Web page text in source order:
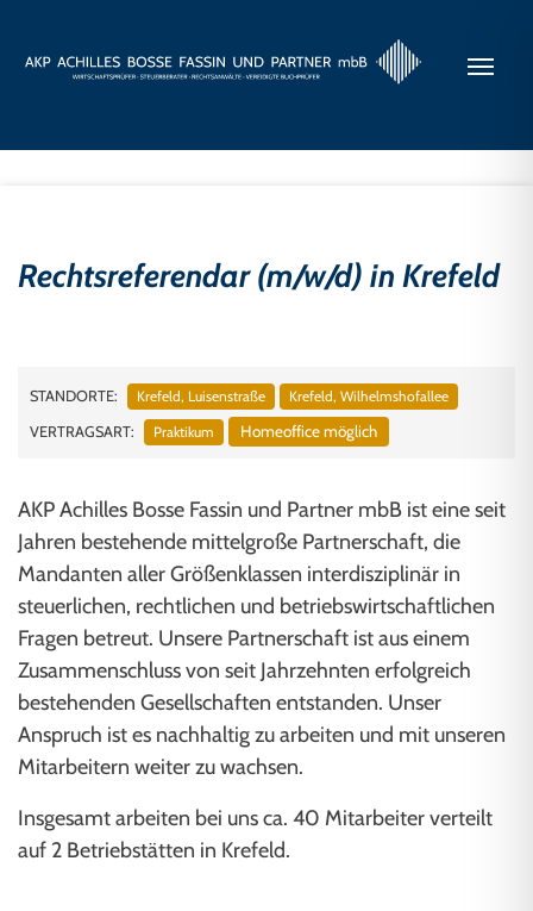
Rechtsreferendar (m/w/d) in Krefeld
STANDORTE: Krefeld, Luisenstraße
Krefeld, Wilhelmshofallee
VERTRAGSART:
Praktikum Homeoffice möglich
AKP Achilles Bosse Fassin und Partner mbB ist eine seit
Jahren bestehende mittelgroße Partnerschaft, die
Mandanten aller Größenklassen interdisziplinär in
steuerlichen, rechtlichen und betriebswirtschaftlichen
Fragen betreut. Unsere Partnerschaft ist aus einem
Zusammenschluss von seit Jahrzehnten erfolgreich
bestehenden Gesellschaften entstanden. Unser
Anspruch ist es nachhaltig zu arbeiten und mit unseren
Mitarbeitern weiter zu wachsen.
Insgesamt arbeiten bei uns ca. 40 Mitarbeiter verteilt
auf 2 Betriebstätten in Krefeld.